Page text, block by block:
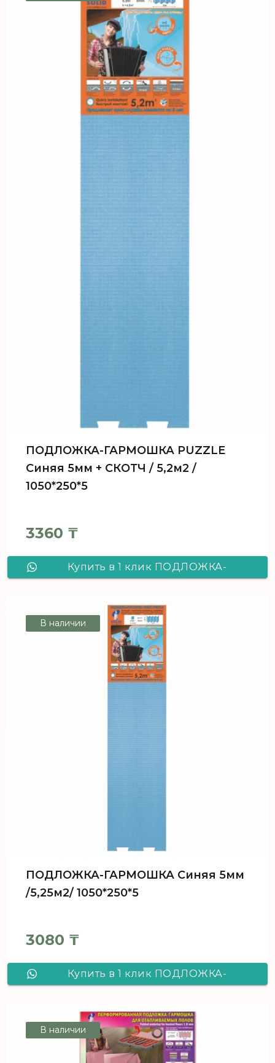
ПОДЛОЖКА-ГАРМОШКА PUZZLE
Синяя 5мм + СКОТЧ / 5,2м2 /
1050*250*5
3360 ₸
Купить в 1 клик ПОДЛОЖКА-
СКОТЧ / 5,2м2 / 1050*250*5
В наличии
ПОДЛОЖКА-ГАРМОШКА Синяя 5мм
/5,25м2/ 1050*250*5
3080 ₸
Купить в 1 клик ПОДЛОЖКА-
1050*250*5
В наличии